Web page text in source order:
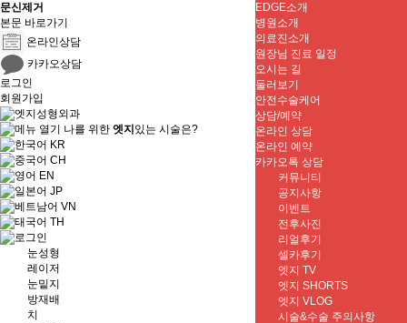
문신제거
본문 바로가기
온라인상담
카카오상담
로그인
회원가입
나를 위한 엣지 있는 시술은?
KR
CH
EN
JP
VN
TH
눈성형
레이저
눈밑지
방재배
치
EDGE소개
병원소개
의료진소개
원장님 진료 일정
오시는 길
둘러보기
안전수술케어
상담/예약
온라인 상담
온라인 예약
카카오톡 상담
커뮤니티
공지사항
이벤트
전후사진
리얼후기
셀카후기
엣지 TV
엣지 SHORTS
엣지 VLOG
시술&수술 주의사항